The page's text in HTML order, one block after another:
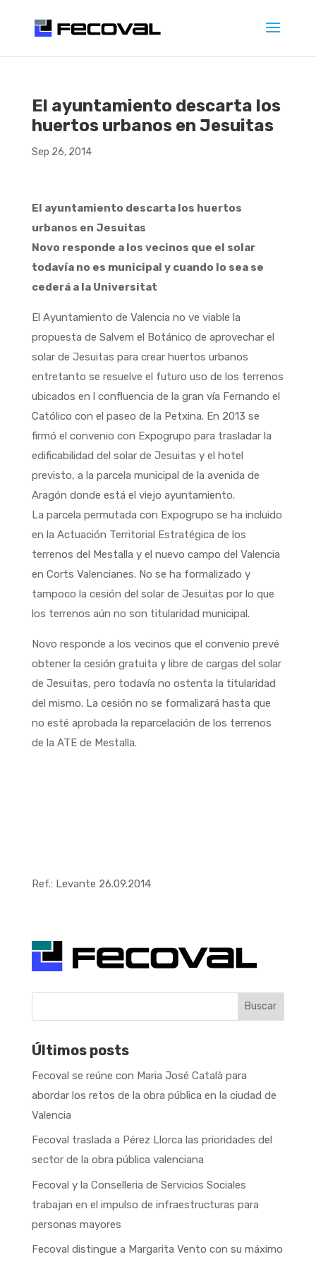
El ayuntamiento descarta los
huertos urbanos en Jesuitas
Sep 26, 2014
El ayuntamiento descarta los huertos
urbanos en Jesuitas
Novo responde a los vecinos que el solar
todavía no es municipal y cuando lo sea se
cederá a la Universitat
El Ayuntamiento de Valencia no ve viable la
propuesta de Salvem el Botánico de aprovechar el
solar de Jesuitas para crear huertos urbanos
entretanto se resuelve el futuro uso de los terrenos
ubicados en l confluencia de la gran vía Fernando el
Católico con el paseo de la Petxina. En 2013 se
firmó el convenio con Expogrupo para trasladar la
edificabilidad del solar de Jesuitas y el hotel
previsto, a la parcela municipal de la avenida de
Aragón donde está el viejo ayuntamiento.
La parcela permutada con Expogrupo se ha incluido
en la Actuación Territorial Estratégica de los
terrenos del Mestalla y el nuevo campo del Valencia
en Corts Valencianes. No se ha formalizado y
tampoco la cesión del solar de Jesuitas por lo que
los terrenos aún no son titularidad municipal.
Novo responde a los vecinos que el convenio prevé
obtener la cesión gratuita y libre de cargas del solar
de Jesuitas, pero todavía no ostenta la titularidad
del mismo. La cesión no se formalizará hasta que
no esté aprobada la reparcelación de los terrenos
de la ATE de Mestalla.
Ref.: Levante 26.09.2014
Buscar
Últimos posts
Fecoval se reúne con Maria José Català para
abordar los retos de la obra pública en la ciudad de
Valencia
Fecoval traslada a Pérez Llorca las prioridades del
sector de la obra pública valenciana
Fecoval y la Conselleria de Servicios Sociales
trabajan en el impulso de infraestructuras para
personas mayores
Fecoval distingue a Margarita Vento con su máximo